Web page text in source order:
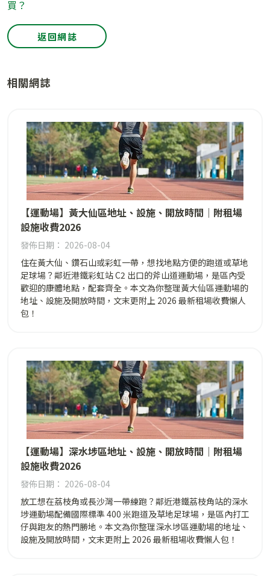
買？
返回網誌
相關網誌
【運動場】黃大仙區地址、設施、開放時間｜附租場
設施收費2026
發佈日期： 2026-08-04
住在黃大仙、鑽石山或彩虹一帶，想找地點方便的跑道或草地
足球場？鄰近港鐵彩虹站 C2 出口的斧山道運動場，是區內受
歡迎的康體地點，配套齊全。本文為你整理黃大仙區運動場的
地址、設施及開放時間，文末更附上 2026 最新租場收費懶人
包！
【運動場】深水埗區地址、設施、開放時間｜附租場
設施收費2026
發佈日期： 2026-08-04
放工想在荔枝角或長沙灣一帶練跑？鄰近港鐵荔枝角站的深水
埗運動場配備國際標準 400 米跑道及草地足球場，是區內打工
仔與跑友的熱門勝地。本文為你整理深水埗區運動場的地址、
設施及開放時間，文末更附上 2026 最新租場收費懶人包！